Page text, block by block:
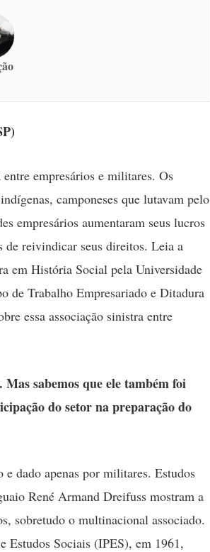
empresários e militares. Os
camponeses que lutavam pelo
empresários aumentaram seus lucros
de reivindicar seus direitos. Leia a
em História Social pela Universidade
de Trabalho Empresariado e Ditadura
essa associação sinistra entre
sabemos que ele também foi
do setor na preparação do
dado apenas por militares. Estudos
René Armand Dreifuss mostram a
sobretudo o multinacional associado.
Estudos Sociais (IPES), em 1961,